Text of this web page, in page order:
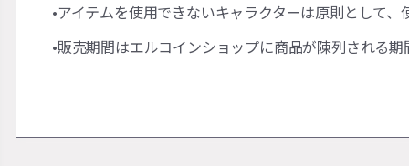
•アイテムを使用できないキャラクターは原則として
•販売期間はエルコインショップに商品が陳列される